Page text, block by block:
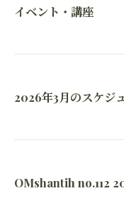
イベント・講座
2026年3月のスケジ
OMshantih no.112